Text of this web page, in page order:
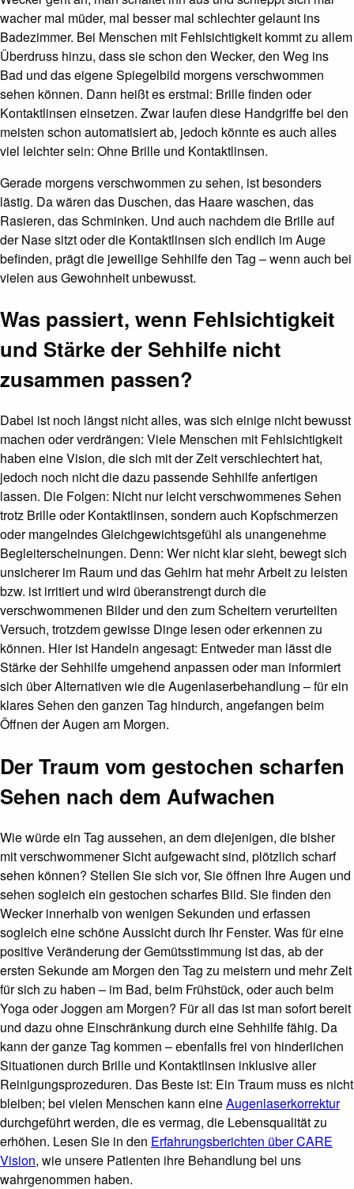
wacher mal müder, mal besser mal schlechter gelaunt ins
Badezimmer. Bei Menschen mit Fehlsichtigkeit kommt zu allem
Überdruss hinzu, dass sie schon den Wecker, den Weg ins
Bad und das eigene Spiegelbild morgens verschwommen
sehen können. Dann heißt es erstmal: Brille finden oder
Kontaktlinsen einsetzen. Zwar laufen diese Handgriffe bei den
meisten schon automatisiert ab, jedoch könnte es auch alles
viel leichter sein: Ohne Brille und Kontaktlinsen.
Gerade morgens verschwommen zu sehen, ist besonders
lästig. Da wären das Duschen, das Haare waschen, das
Rasieren, das Schminken. Und auch nachdem die Brille auf
der Nase sitzt oder die Kontaktlinsen sich endlich im Auge
befinden, prägt die jeweilige Sehhilfe den Tag – wenn auch bei
vielen aus Gewohnheit unbewusst.
Was passiert, wenn Fehlsichtigkeit
und Stärke der Sehhilfe nicht
zusammen passen?
Dabei ist noch längst nicht alles, was sich einige nicht bewusst
machen oder verdrängen: Viele Menschen mit Fehlsichtigkeit
haben eine Vision, die sich mit der Zeit verschlechtert hat,
jedoch noch nicht die dazu passende Sehhilfe anfertigen
lassen. Die Folgen: Nicht nur leicht verschwommenes Sehen
trotz Brille oder Kontaktlinsen, sondern auch Kopfschmerzen
oder mangelndes Gleichgewichtsgefühl als unangenehme
Begleiterscheinungen. Denn: Wer nicht klar sieht, bewegt sich
unsicherer im Raum und das Gehirn hat mehr Arbeit zu leisten
bzw. ist irritiert und wird überanstrengt durch die
verschwommenen Bilder und den zum Scheitern verurteilten
Versuch, trotzdem gewisse Dinge lesen oder erkennen zu
können. Hier ist Handeln angesagt: Entweder man lässt die
Stärke der Sehhilfe umgehend anpassen oder man informiert
sich über Alternativen wie die Augenlaserbehandlung – für ein
klares Sehen den ganzen Tag hindurch, angefangen beim
Öffnen der Augen am Morgen.
Der Traum vom gestochen scharfen
Sehen nach dem Aufwachen
Wie würde ein Tag aussehen, an dem diejenigen, die bisher
mit verschwommener Sicht aufgewacht sind, plötzlich scharf
sehen können? Stellen Sie sich vor, Sie öffnen Ihre Augen und
sehen sogleich ein gestochen scharfes Bild. Sie finden den
Wecker innerhalb von wenigen Sekunden und erfassen
sogleich eine schöne Aussicht durch Ihr Fenster. Was für eine
positive Veränderung der Gemütsstimmung ist das, ab der
ersten Sekunde am Morgen den Tag zu meistern und mehr Zeit
für sich zu haben – im Bad, beim Frühstück, oder auch beim
Yoga oder Joggen am Morgen? Für all das ist man sofort bereit
und dazu ohne Einschränkung durch eine Sehhilfe fähig. Da
kann der ganze Tag kommen – ebenfalls frei von hinderlichen
Situationen durch Brille und Kontaktlinsen inklusive aller
Reinigungsprozeduren. Das Beste ist: Ein Traum muss es nicht
bleiben; bei vielen Menschen kann eineAugenlaserkorrektur
durchgeführt werden, die es vermag, die Lebensqualität zu
erhöhen. Lesen Sie in den Erfahrungsberichten über CARE
Vision, wie unsere Patienten ihre Behandlung bei uns
wahrgenommen haben.